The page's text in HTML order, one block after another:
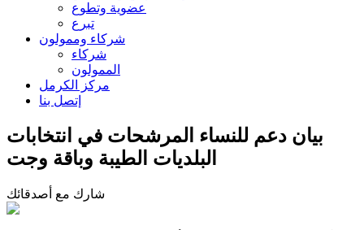
عضوية وتطوع
تبرع
شركاء وممولون
شركاء
الممولون
مركز الكرمل
إتصل بنا
بيان دعم للنساء المرشحات في انتخابات
البلديات الطيبة وباقة وجت
شارك مع أصدقائك